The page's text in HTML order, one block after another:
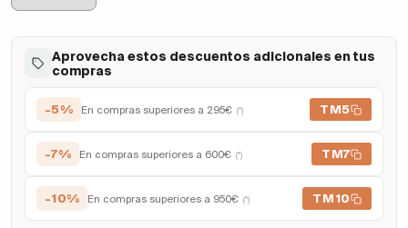
Aprovecha estos descuentos adicionales en tus
compras
-5% En compras superiores a 295€ (*) TM5
-7% En compras superiores a 600€ (*) TM7
-10% En compras superiores a 950€ (*) TM10